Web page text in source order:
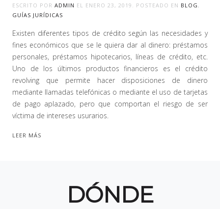
ESCRITO POR ADMIN EL ENERO 23, 2019 . POSTEADO EN BLOG ,
GUÍAS JURÍDICAS
Existen diferentes tipos de crédito según las necesidades y
fines económicos que se le quiera dar al dinero: préstamos
personales, préstamos hipotecarios, líneas de crédito, etc.
Uno de los últimos productos financieros es el crédito
revolving que permite hacer disposiciones de dinero
mediante llamadas telefónicas o mediante el uso de tarjetas
de pago aplazado, pero que comportan el riesgo de ser
víctima de intereses usurarios.
LEER MÁS
DÓNDE